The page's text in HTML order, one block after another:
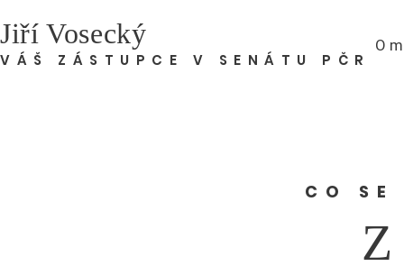
Jiří Vosecký
VÁŠ ZÁSTUPCE V SENÁTU PČR
O
CO SE
Z